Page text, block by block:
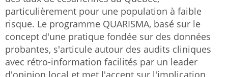
particulièrement pour une population à faible
risque. Le programme QUARISMA, basé sur le
concept d'une pratique fondée sur des données
probantes, s'articule autour des audits cliniques
avec rétro-information facilités par un leader
d'opinion local et met l'accent sur l'implication